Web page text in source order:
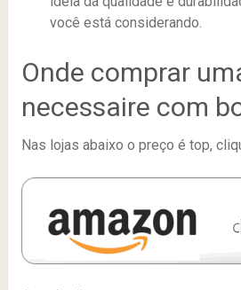
você está considerando.
Onde comprar
necessaire com
Nas lojas abaixo o preço é top,